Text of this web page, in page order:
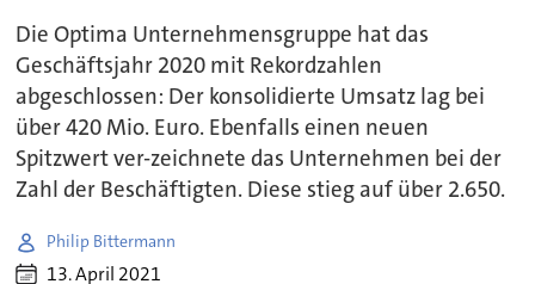
Die Optima Unternehmensgruppe hat das
Geschäftsjahr 2020 mit Rekordzahlen
abgeschlossen: Der konsolidierte Umsatz lag bei
über 420 Mio. Euro. Ebenfalls einen neuen
Spitzwert ver-zeichnete das Unternehmen bei der
Zahl der Beschäftigten. Diese stieg auf über 2.650.
Philip Bittermann
13. April 2021